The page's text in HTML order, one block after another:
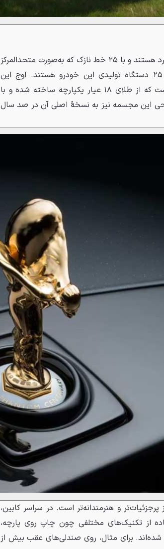
رینگ‌های ۲۲ اینچی این مدل نیز کاملاً منحصربه‌فرد هستند و با ۲۵ خط نازک که به‌صورت متحدالمرکز
دور لوگوی رولزرویس کشیده شده‌اند، نمادی از ۲۵ دستگاه تولیدی این خودرو هستند. اوج این
طراحی بیرونی اما مجسمهٔ مشهور روح خلسه است که از طلای ۱۸ عیار یکپارچه ساخته شده و با
است. طراحی این مجسمه نیز به نسخهٔ اصلی آن در صد سال
و هنرمندانه‌تر است. در سراسر کابین،
از تکنیک‌های مختلفی چون چاپ روی پارچه،
شده‌اند. برای مثال، روی صندلی‌های عقب بیش از